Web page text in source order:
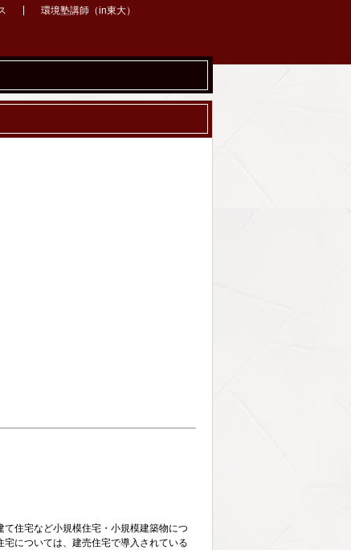
環境塾講師（in東大）
住宅など小規模住宅・小規模建築物につ
については、建売住宅で導入されている